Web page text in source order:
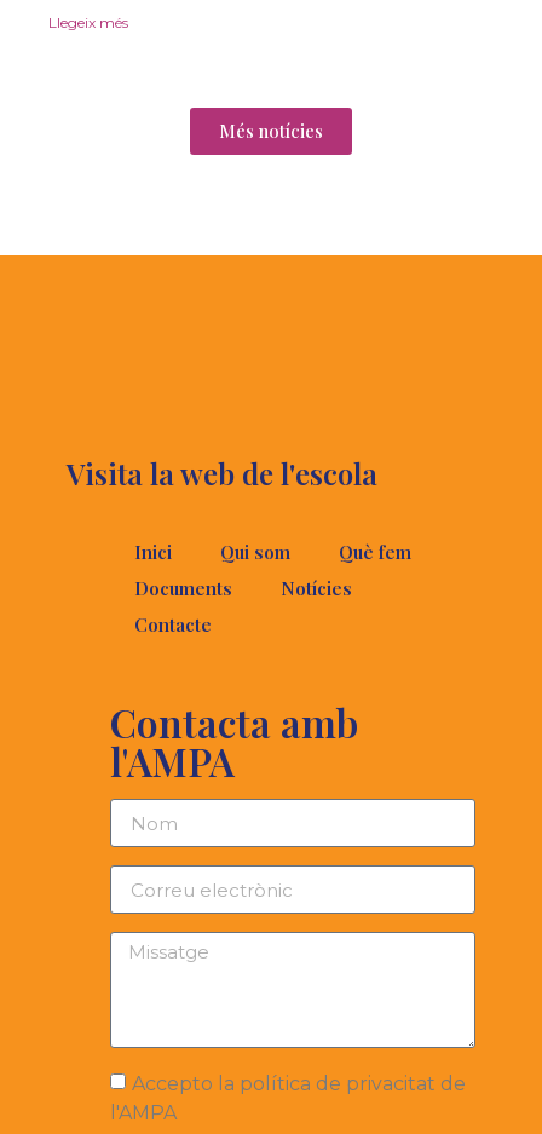
Llegeix més
Més notícies
Visita la web de l'escola
Inici Qui som
Què fem
Documents
Notícies
Contacte
Contacta amb
l'AMPA
Accepto la política de privacitat de
l'AMPA